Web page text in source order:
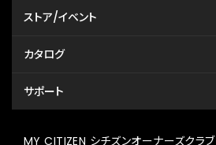
ストア/イベント
カタログ
サポート
MY CITIZEN シチズンオーナーズクラブ